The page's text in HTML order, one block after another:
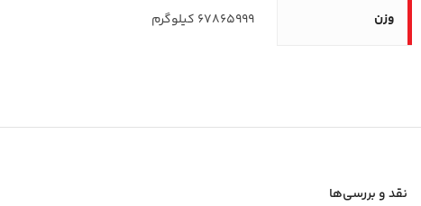
وزن 67865999 کیلوگرم
نقد و بررسی‌ها